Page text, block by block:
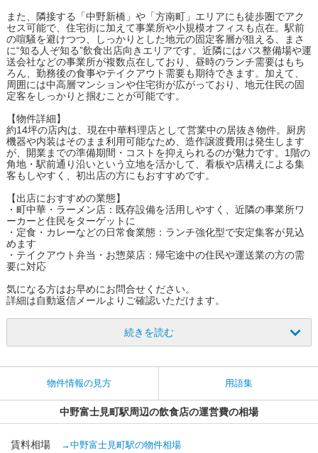
また、隣接する「中野新橋」や「方南町」エリアにも徒歩圏でアク
セス可能で、住宅街に加えて事業所や小規模オフィスも点在。駅前
の喧騒を避けつつ、しっかりとした地元の固定客層が狙える、まさ
に“知る人ぞ知る”飲食出店向きエリアです。近隣にはバス整備場や運
送会社などの事業所が複数点在しており、昼時のランチ需要はもち
ろん、勤務後の食事やテイクアウト需要も期待できます。加えて、
周囲には中高層マンションや住宅街が広がっており、地元住民の固
定客をしっかりと掴むことが可能です。
【物件詳細】
約14坪の店内は、現在中華料理店として営業中の居抜き物件。厨房
機器や内装はそのまま利用可能なため、造作譲渡費用は発生します
が、開業までの準備期間・コストを抑えられるのが魅力です。1階の
角地・駅前通り沿いという立地を活かして、看板や店構えによる集
客もしやすく、初出店の方にもおすすめです。
【出店におすすめの業態】
・町中華・ラーメン店：既存設備を活用しやすく、近隣の事業所ワ
ーカーと住民をターゲットに
・定食・カレーなどの日常食業態：ランチ強化型で安定集客が見込
めます
・テイクアウト弁当・お惣菜店：帰宅途中の住民や運送業の方の需
要に対応
気になる方はお早めにお問合せください。
詳細は自動返信メールよりご確認いただけます。
続きを読む
物件情報の見方 用語集
中野富士見町駅周辺の飲食店の運営費の相場
賃料相場 →中野富士見町駅の物件相場